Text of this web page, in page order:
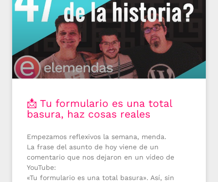
📩 Tu formulario es una total
basura, haz cosas reales
Empezamos reflexivos la semana, menda.
La frase del asunto de hoy viene de un
comentario que nos dejaron en un vídeo de
YouTube:
«Tu formulario es una total basura». Así, sin